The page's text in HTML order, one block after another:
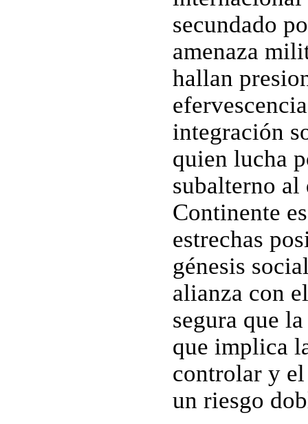
secundado
amenaza
hallan
integración
quien lucha
subalterno al
Continente
estrechas
génesis
alianza con
segura que
que implica
controlar y
un riesgo